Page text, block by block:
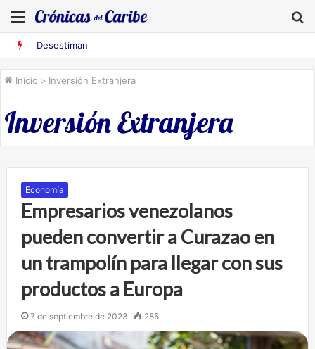
Menú
Inicio > Inversión Extranjera
Inversión Extranjera
Economía
Empresarios venezolanos
pueden convertir a Curazao en
un trampolín para llegar con sus
productos a Europa
7 de septiembre de 2023 285